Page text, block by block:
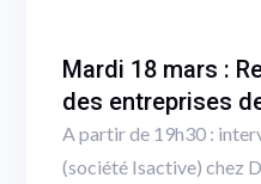
Mardi 18 mars :
des entreprises
A partir de 19h30 :
(société Isactive) chez